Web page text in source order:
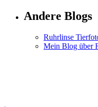
Andere Blogs
Ruhrlinse
Mein Blog über